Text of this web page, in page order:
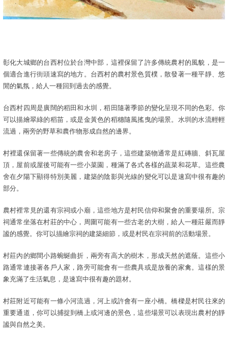
彰化大城鄉的台西村位於台灣中部，這裡保留了許多傳統農村的風貌，是一
個適合進行街頭速寫的地方。台西村的農村景色質樸，散發著一種平靜、悠
閒的氣氛，給人一種回到過去的感覺。
台西村四周是廣闊的稻田和水圳，稻田隨著季節的變化呈現不同的色彩。你
可以描繪翠綠的稻苗，或是金黃色的稻穗隨風搖曳的場景。水圳的水流輕輕
流過，兩旁的野草和農作物形成自然的邊界。
村裡還保留著一些傳統的農舍和老房子，這些建築物通常是紅磚牆、斜瓦屋
頂，屋前或屋後可能有一些小菜園，種滿了各式各樣的蔬菜和花草。這些農
舍在夕陽下顯得特別美麗，建築的陰影與光線的變化可以是速寫中很有趣的
部分。
農村裡常見的還有宗祠或小廟，這些地方是村民信仰和聚會的重要場所。宗
祠通常坐落在村莊的中心，周圍可能有一些古老的大樹，給人一種莊嚴而靜
謐的感覺。你可以描繪宗祠的建築細節，或是村民在宗祠前的活動場景。
村莊內的鄉間小路蜿蜒曲折，兩旁有高大的樹木，形成天然的遮蔭。這些小
路通常連接著各戶人家，路旁可能會有一些農具或是放養的家禽。這樣的景
象充滿了生活氣息，是速寫中很有趣的題材。
村莊附近可能有一條小河流過，河上或許會有一座小橋。橋樑是村民往來的
重要通道，你可以捕捉到橋上或河邊的景色，這些場景可以表現出農村的靜
謐與自然之美。